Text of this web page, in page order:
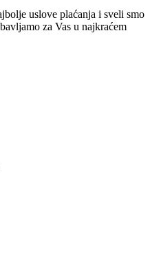
uslove plaćanja i sveli smo
za Vas u najkraćem